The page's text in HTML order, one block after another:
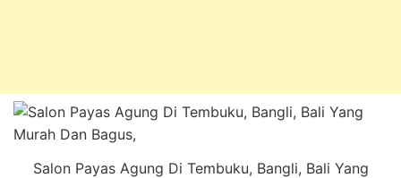
Salon Payas Agung Di Tembuku, Bangli, Bali Yang